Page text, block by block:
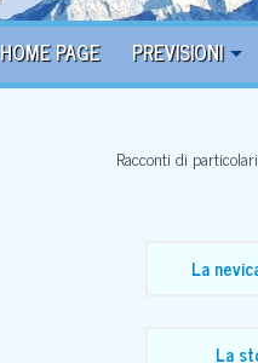
HOME PAGE PREVISIONI
Racconti di
La
La